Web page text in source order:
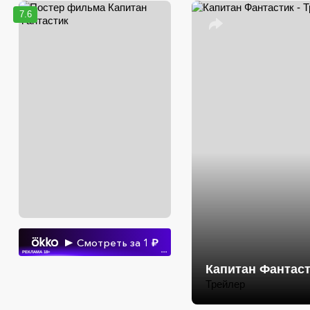
7.6
РЕКЛАМА 18+ •••
Смотреть за 1
Капитан
Трейлер